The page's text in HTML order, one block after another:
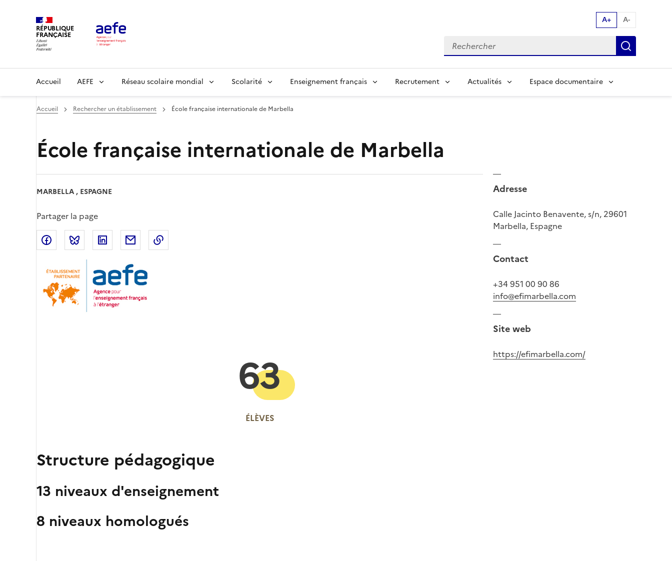
RÉPUBLIQUE
FRANÇAISE
A+ A-
Recherche par mot clés:
Main
navigation
Accueil AEFE Réseau scolaire mondial Scolarité Enseignement français Recrutement Actualités Espace documentaire
Accueil Rechercher un établissement École française internationale de Marbella
École française internationale de Marbella
MARBELLA , ESPAGNE
Partager la page
Partager sur Facebook
Partager sur Bluesky
Partager sur LinkedIn
Partager par email
ÉLÈVES
63
Structure pédagogique
13 niveaux d'enseignement
8 niveaux homologués
Adresse
Calle Jacinto Benavente, s/n, 29601
Marbella, Espagne
Contact
+34 951 00 90 86
info@efimarbella.com
Site web
https://efimarbella.com/